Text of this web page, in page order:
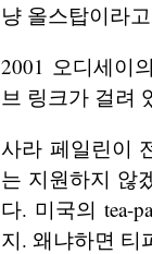
냥 올스탑이라
2001 오디세이
브 링크가 걸려
사라 페일린이
는 지원하지 않
다. 미국의 tea-
지. 왜냐하면 티